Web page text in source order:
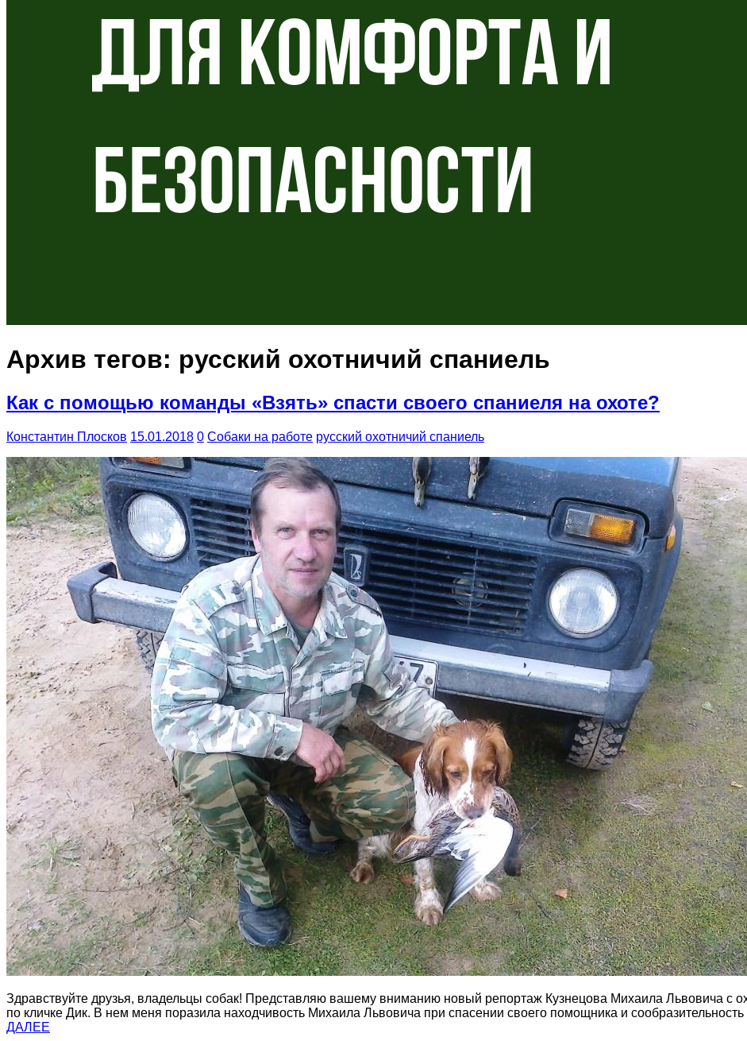
Архив тегов: русский охотничий спаниель
Как с помощью команды «Взять» спасти своего спаниеля на охоте?
Константин Плосков 15.01.2018 0 Собаки на работе русский охотничий спаниель
Здравствуйте друзья, владельцы собак! Представляю вашему вниманию новый репортаж Кузнецова Михаила Львовича с
по кличке Дик. В нем меня поразила находчивость Михаила Львовича при спасении своего помощника и
ДАЛЕЕ